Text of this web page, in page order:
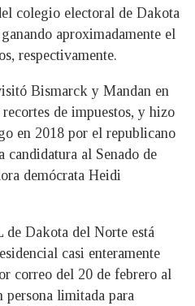
colegio electoral de Dakota
aproximadamente el
respectivamente.
Bismarck y Mandan en
de impuestos, y hizo
en 2018 por el republicano
al Senado de
demócrata Heidi
Dakota del Norte está
casi enteramente
correo del 20 de febrero al
persona limitada para